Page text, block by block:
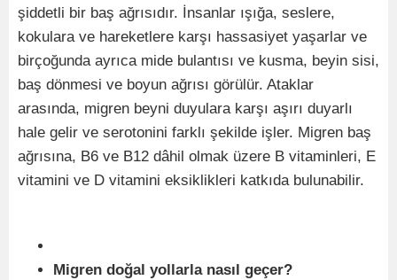
şiddetli bir baş ağrısıdır. İnsanlar ışığa, seslere,
kokulara ve hareketlere karşı hassasiyet yaşarlar ve
birçoğunda ayrıca mide bulantısı ve kusma, beyin sisi,
baş dönmesi ve boyun ağrısı görülür. Ataklar
arasında, migren beyni duyulara karşı aşırı duyarlı
hale gelir ve serotonini farklı şekilde işler. Migren baş
ağrısına, B6 ve B12 dâhil olmak üzere B vitaminleri, E
vitamini ve D vitamini eksiklikleri katkıda bulunabilir.
Migren doğal yollarla nasıl geçer?